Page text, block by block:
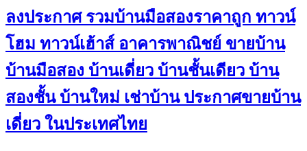
ลงประกาศ รวมบ้านมือสองราคาถูก ทาวน์
โฮม ทาวน์เฮ้าส์ อาคารพาณิชย์ ขายบ้าน
บ้านมือสอง บ้านเดี่ยว บ้านชั้นเดียว บ้าน
สองชั้น บ้านใหม่ เช่าบ้าน ประกาศขายบ้าน
เดี่ยว ในประเทศไทย